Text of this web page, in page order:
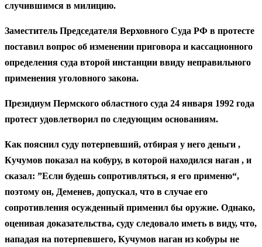
случившимся в милицию.
Заместитель Председателя Верховного Суда РФ в протесте
поставил вопрос об изменении приговора и кассационного
определения суда второй инстанции ввиду неправильного
применения уголовного закона.
Президиум Пермского областного суда 24 января 1992 года
протест удовлетворил по следующим основаниям.
Как пояснил суду потерпевший, отбирая у него деньги ,
Кучумов показал на кобуру, в которой находился наган , и
сказал: ”Если будешь сопротивляться, я его применю“,
поэтому он, Деменев, допускал, что в случае его
сопротивления осужденный применил бы оружие. Однако,
оценивая доказательства, суду следовало иметь в виду, что,
нападая на потерпевшего, Кучумов наган из кобуры не